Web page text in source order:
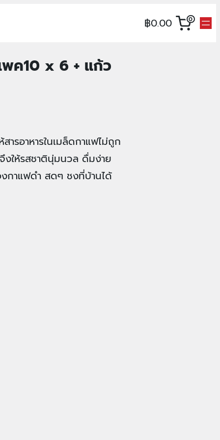
฿0.00 0
พค10 x 6 + แก้ว
ารอาหารในเมล็ดกาแฟไม่ถูก
ให้รสชาตินุ่มนวล ดื่มง่าย
งกาแฟดำ สดๆ ชงที่บ้านได้